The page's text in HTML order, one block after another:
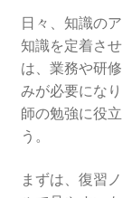
ッ
プ
知識の定着に
脳の仕組みに
よう
日々、知識の
知識を定着さ
は、業務や研
みが必要にな
師の勉強に役
う。
まずは、復習